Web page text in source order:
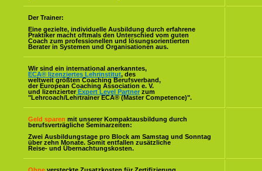
Der Trainer:
Eine gezielte, individuelle Ausbildung durch erfahrene
Praktiker macht oftmals den Unterschied vom guten
Coach zum professionellen und lösungsorientierten
Berater in Systemen und Organisationen aus.
Wir sind ein international anerkanntes,
ECA® lizenziertes Lehrinstitut, des
weltweit größten Coaching Berufsverband,
der European Coaching Association e. V.
und lizenzierter Expert Level Partner zum
"Lehrcoach/Lehrtrainer ECA® (Master Competence)".
Geld sparen mit unserer Kompaktausbildung durch
berufsverträgliche Seminarzeiten:
Zwei Ausbildungstage pro Block am Samstag und Sonntag
über zehn Monate. Somit entfallen zusätzliche
Reise- und Übernachtungskosten.